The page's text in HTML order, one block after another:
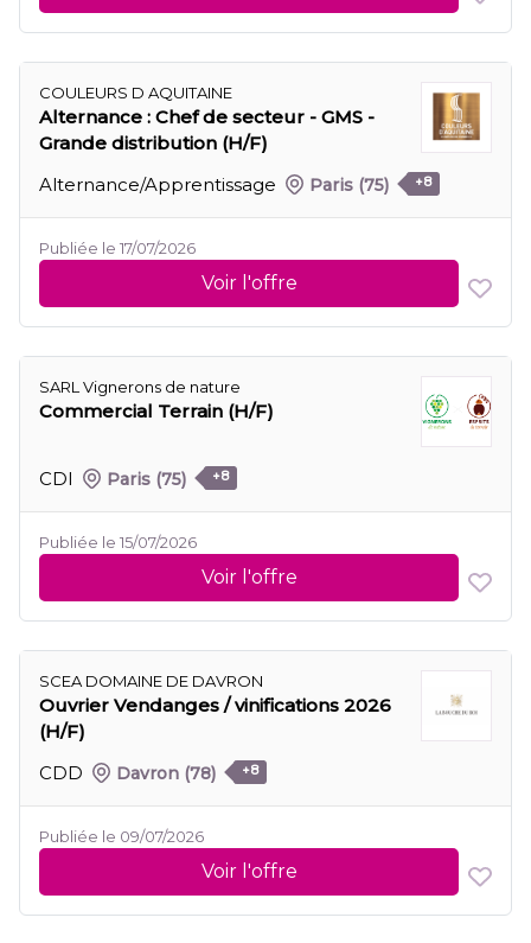
COULEURS D AQUITAINE
Alternance : Chef de secteur - GMS -
Grande distribution (H/F)
Alternance/Apprentissage
Paris (75) +8
Publiée le 17/07/2026
Voir l'offre
SARL Vignerons de nature
Commercial Terrain (H/F)
CDI Paris (75) +8
Publiée le 15/07/2026
Voir l'offre
SCEA DOMAINE DE DAVRON
Ouvrier Vendanges / vinifications 2026
(H/F)
CDD
Davron (78) +8
Publiée le 09/07/2026
Voir l'offre